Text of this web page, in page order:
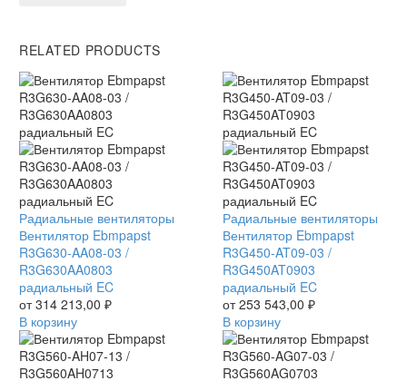
RELATED PRODUCTS
Вентилятор
Ebmpapst
R3G630-
AA08-
03
/
R3G630AA0803
радиальный
EC
Радиальные вентиляторы
Вентилятор Ebmpapst
R3G630-AA08-03 /
R3G630AA0803
радиальный EC
от314 213,00 ₽
В корзину
Вентилятор
Ebmpapst
R3G450-
AT09-
03
/
R3G450AT0903
радиальный
EC
Радиальные вентиляторы
Вентилятор Ebmpapst
R3G450-AT09-03 /
R3G450AT0903
радиальный EC
от253 543,00 ₽
В корзину